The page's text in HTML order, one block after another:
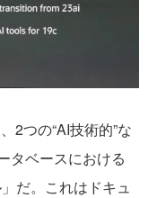
2つの“AI技術的”な
タベースにおける
だ。これはドキュ